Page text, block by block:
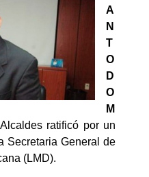
A
N
T
O
D
O
M
ratificó por un
Secretaria General de
(LMD).